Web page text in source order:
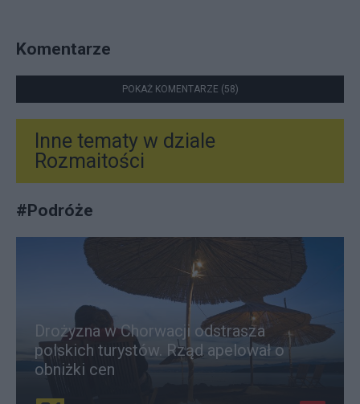
Komentarze
POKAŻ KOMENTARZE (58)
Inne tematy w dziale
Rozmaitości
#Podróże
Drożyzna w Chorwacji odstrasza
polskich turystów. Rząd apelował o
obniżki cen